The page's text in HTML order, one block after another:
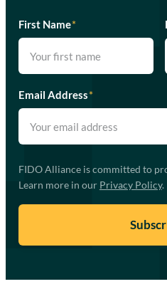
First Name*
Email Address*
FIDO Alliance is committed to
Learn more in our Privacy Policy.